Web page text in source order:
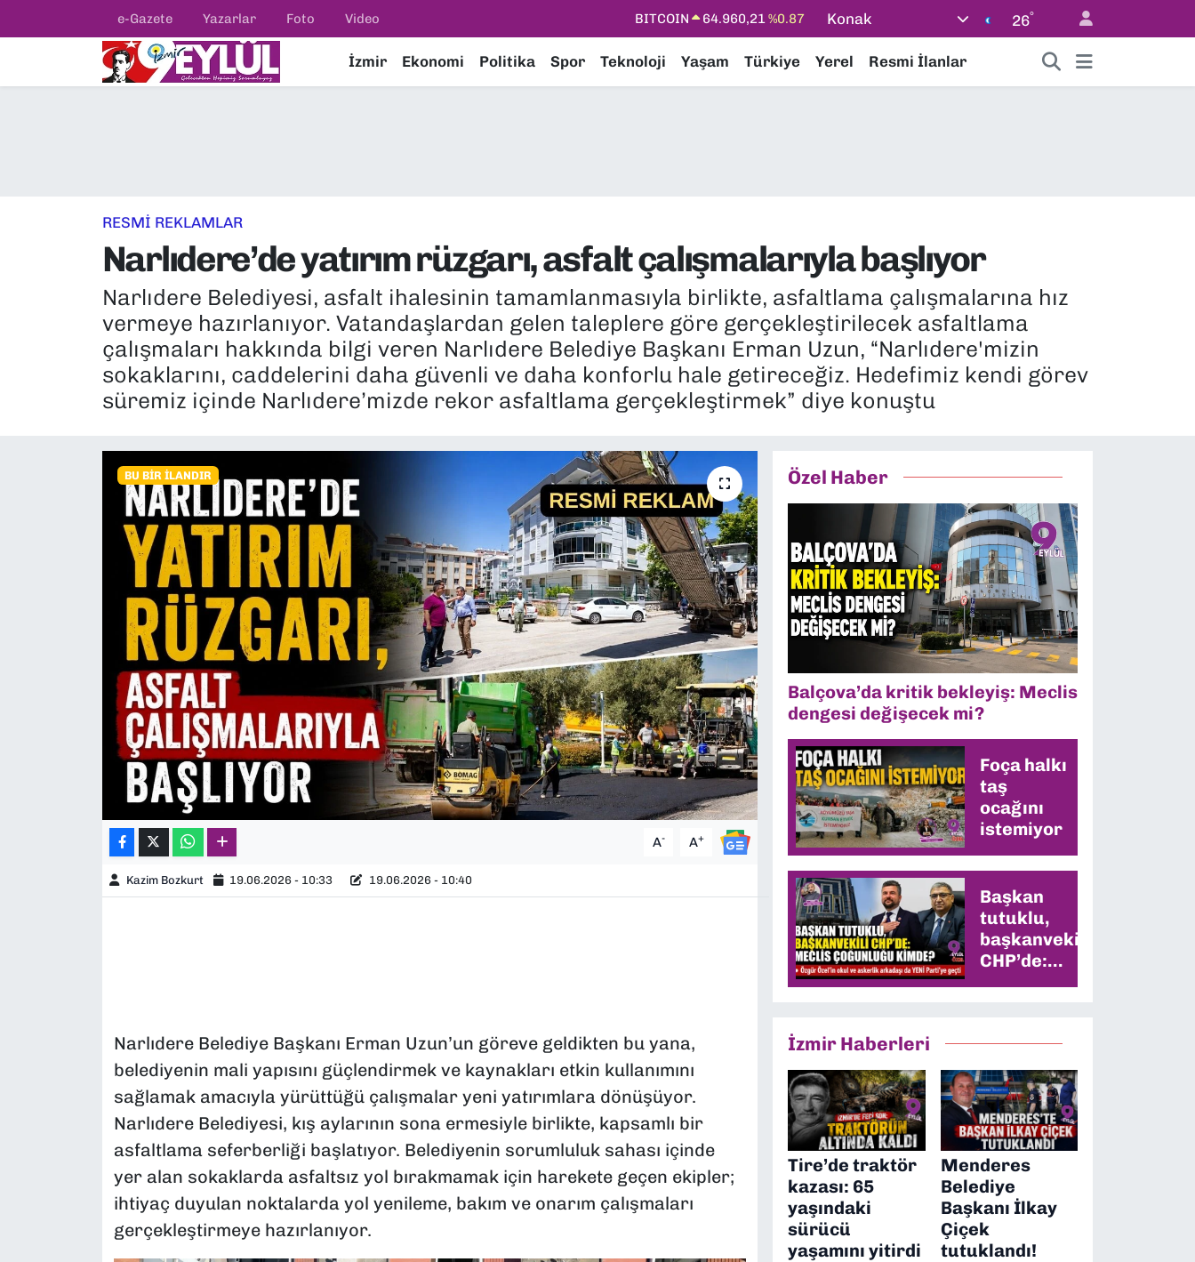
e-Gazete Yazarlar Foto Video DOLAR 47,7436%0.18
STERLİN
64,4811%0.38
Konak 26°
İzmir Ekonomi Politika Spor Teknoloji Yaşam Türkiye Yerel Resmi İlanlar
RESMİ REKLAMLAR
Narlıdere’de yatırım rüzgarı, asfalt çalışmalarıyla başlıyor
Narlıdere Belediyesi, asfalt ihalesinin tamamlanmasıyla birlikte, asfaltlama çalışmalarına hız
vermeye hazırlanıyor. Vatandaşlardan gelen taleplere göre gerçekleştirilecek asfaltlama
çalışmaları hakkında bilgi veren Narlıdere Belediye Başkanı Erman Uzun, “Narlıdere'mizin
sokaklarını, caddelerini daha güvenli ve daha konforlu hale getireceğiz. Hedefimiz kendi görev
süremiz içinde Narlıdere’mizde rekor asfaltlama gerçekleştirmek” diye konuştu
BU BIR İLANDIR
A- A+
Kazim Bozkurt 19.06.2026 - 10:33 19.06.2026 - 10:40
Narlıdere Belediye Başkanı Erman Uzun’un göreve geldikten bu yana,
belediyenin mali yapısını güçlendirmek ve kaynakları etkin kullanımını
sağlamak amacıyla yürüttüğü çalışmalar yeni yatırımlara dönüşüyor.
Narlıdere Belediyesi, kış aylarının sona ermesiyle birlikte, kapsamlı bir
asfaltlama seferberliği başlatıyor. Belediyenin sorumluluk sahası içinde
yer alan sokaklarda asfaltsız yol bırakmamak için harekete geçen ekipler;
ihtiyaç duyulan noktalarda yol yenileme, bakım ve onarım çalışmaları
gerçekleştirmeye hazırlanıyor.
Özel Haber
Balçova’da kritik bekleyiş: Meclis
dengesi değişecek mi?
Foça halkı
taş
ocağını
istemiyor
Başkan
tutuklu,
başkanvekili
CHP’de:
Meclis
İzmir Haberleri
Tire’de traktör
kazası: 65
yaşındaki
sürücü
yaşamını yitirdi
Menderes
Belediye
Başkanı İlkay
Çiçek
tutuklandı!
Resmi İlanlar
EKONOMİ
KÜLTÜR SANAT
POLİTİKA
TEKNOLOJİ
YEREL YÖNETİMLER
Konak Nöbetçi Eczaneler
Tüm Manşetler
Son Dakika Haberleri
Haber Arşivi